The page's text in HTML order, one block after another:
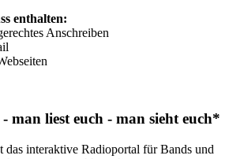
enthalten:
Anschreiben
man liest euch - man sieht euch*
das interaktive Radioportal für Bands und